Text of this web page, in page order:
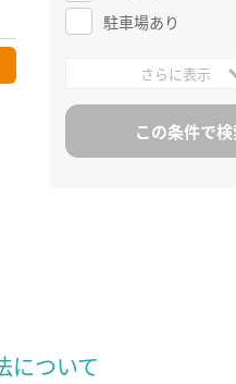
駐車場あり
さらに表示
について